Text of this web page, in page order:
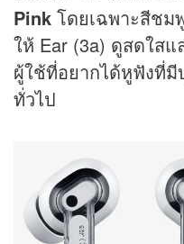
Pink โดยเฉพาะสีชม
ให้ Ear (3a) ดูสดใส
ผู้ใช้ที่อยากได้หูฟังที่
ทั่วไป